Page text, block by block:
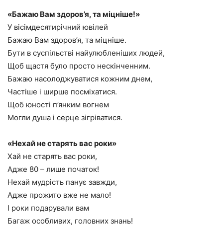
«Бажаю Вам здоров’я, та міцніше!»
У вісімдесятирічний ювілей
Бажаю Вам здоров’я, та міцніше.
Бути в суспільстві найулюбленіших людей,
Щоб щастя було просто нескінченним.
Бажаю насолоджуватися кожним днем,
Частіше і ширше посміхатися.
Щоб юності п’янким вогнем
Могли душа і серце зігріватися.
«Нехай не старять вас роки»
Хай не старять вас роки,
Адже 80 – лише початок!
Нехай мудрість панує завжди,
Адже прожито вже не мало!
І роки подарували вам
Багаж особливих, головних знань!